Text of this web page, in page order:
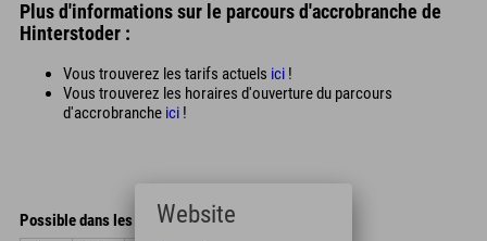
Plus d'informations sur le parcours d'accrobranche de
Hinterstoder :
Vous trouverez les tarifs actuels ici !
Vous trouverez les horaires d'ouverture du parcours
d'accrobranche ici !
Possible dans les moisWebsite